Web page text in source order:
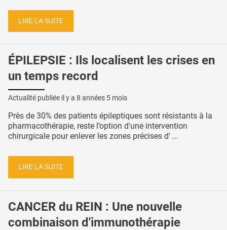
LIRE LA SUITE
ÉPILEPSIE : Ils localisent les crises en
un temps record
Actualité publiée il y a 8 années 5 mois
Près de 30% des patients épileptiques sont résistants à la
pharmacothérapie, reste l’option d'une intervention
chirurgicale pour enlever les zones précises d' ...
LIRE LA SUITE
CANCER du REIN : Une nouvelle
combinaison d'immunothérapie